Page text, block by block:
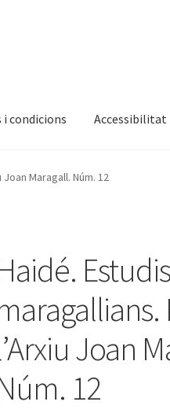
i condicions Accessibilitat
compraNovetats
Maragall. Núm. 12
Estudis
Joan
12